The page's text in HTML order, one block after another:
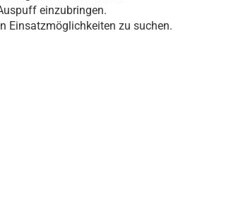
einzubringen.
Einsatzmöglichkeiten zu suchen.